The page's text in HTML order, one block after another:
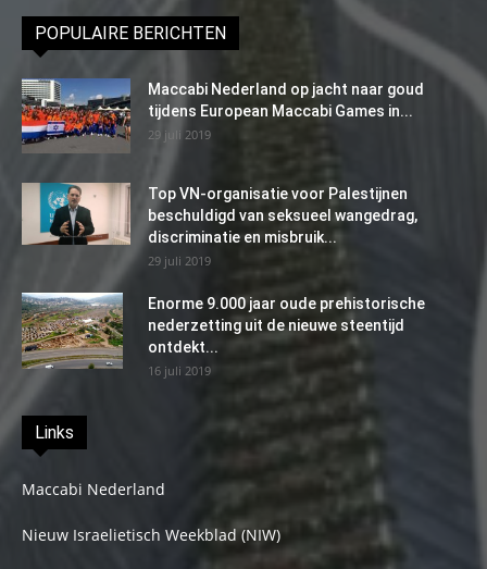
POPULAIRE BERICHTEN
Maccabi Nederland op jacht naar goud
tijdens European Maccabi Games in...
29 juli 2019
Top VN-organisatie voor Palestijnen
beschuldigd van seksueel wangedrag,
discriminatie en misbruik...
29 juli 2019
Enorme 9.000 jaar oude prehistorische
nederzetting uit de nieuwe steentijd
ontdekt...
16 juli 2019
Links
Maccabi Nederland
Nieuw Israelietisch Weekblad (NIW)